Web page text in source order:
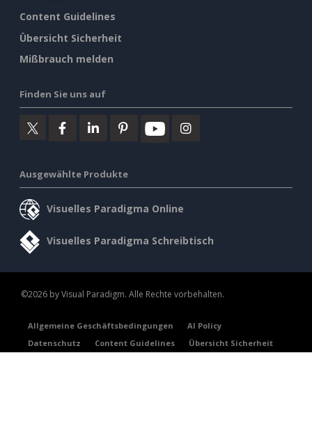
Content Guidelines
Übersicht Sicherheit
Mißbrauch melden
Finden Sie uns auf
Ausgewählte Produkte
Visuelles Paradigma Online
Visuelles Paradigma Schreibtisch
©2026 by Visual Paradigm. Alle Rechte vorbehalten.
Allgemeine Geschäftsbedingungen
AI Policy
Datenschutz
Content Guidelines Übersicht Sicherheit